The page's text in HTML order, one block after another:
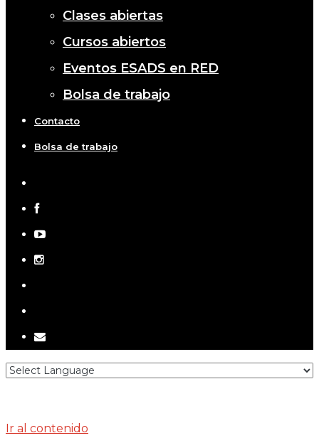
Clases abiertas
Cursos abiertos
Eventos ESADS en RED
Bolsa de trabajo
Contacto
Bolsa de trabajo
twitter
facebook
youtube
instagram
email
Ir al contenido